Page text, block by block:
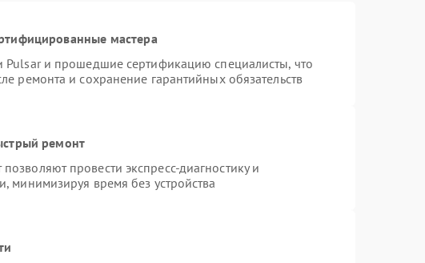
мастера
Pulsar и прошедшие сертификацию специалисты, что
ремонта и сохранение гарантийных обязательств
ремонт
провести экспресс-диагностику и
минимизируя время без устройства